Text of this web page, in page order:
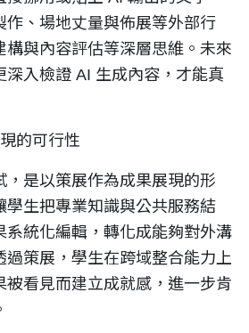
作、場地丈量與佈展等外部行
構與內容評估等深層思維。未來
深入檢證 AI 生成內容，才能真
的可行性
，是以策展作為成果展現的形
學生把專業知識與公共服務結
系統化編輯，轉化成能夠對外溝
過策展，學生在跨域整合能力上
被看見而建立成就感，進一步肯